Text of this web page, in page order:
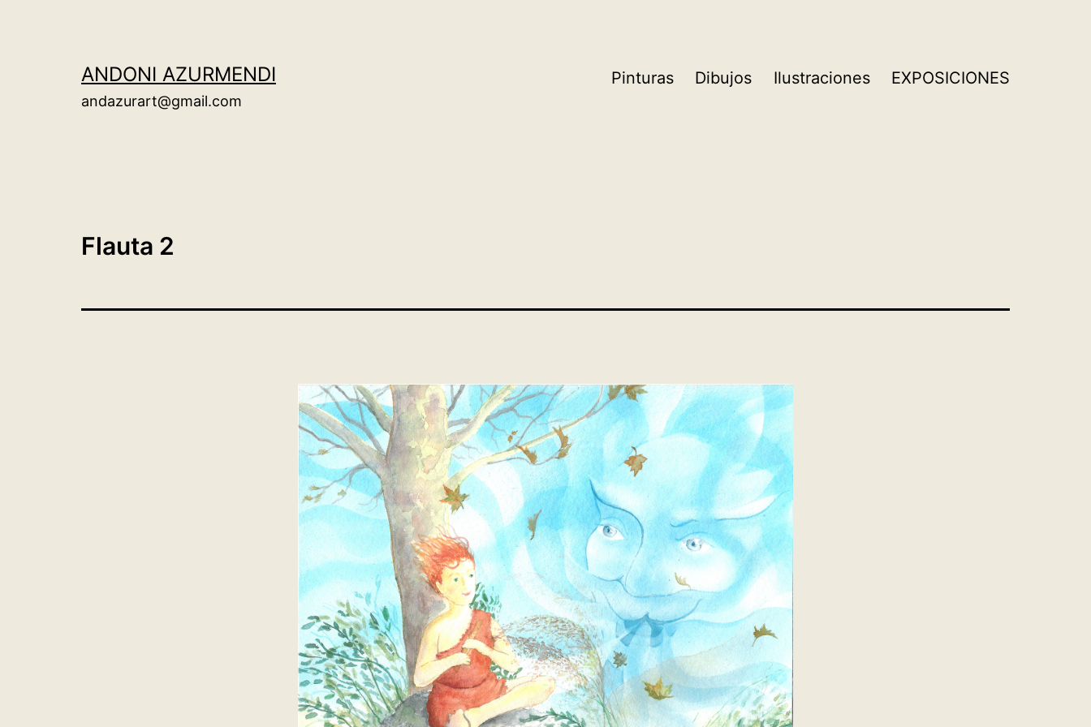
ANDONI AZURMENDI
andazurart@gmail.com
Pinturas Dibujos Ilustraciones EXPOSICIONES
Flauta 2